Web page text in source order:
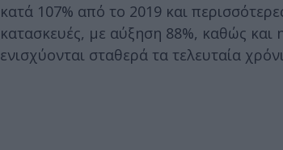
κατά 107% από το 2019 και
κατασκευές, με αύξηση 88%, καθώς
ενισχύονται σταθερά τα τελευταία